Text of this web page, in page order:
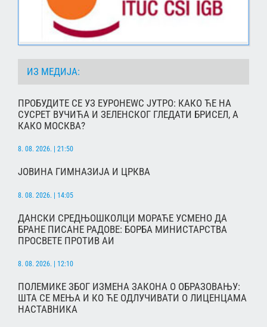
ИЗ МЕДИЈА:
ПРОБУДИТЕ СЕ УЗ ЕУРОНЕWС ЈУТРО: КАКО ЋЕ НА
СУСРЕТ ВУЧИЋА И ЗЕЛЕНСКОГ ГЛЕДАТИ БРИСЕЛ, А
КАКО МОСКВА?
8. 08. 2026. | 21:50
ЈОВИНА ГИМНАЗИЈА И ЦРКВА
8. 08. 2026. | 14:05
ДАНСКИ СРЕДЊОШКОЛЦИ МОРАЋЕ УСМЕНО ДА
БРАНЕ ПИСАНЕ РАДОВЕ: БОРБА МИНИСТАРСТВА
ПРОСВЕТЕ ПРОТИВ АИ
8. 08. 2026. | 12:10
ПОЛЕМИКЕ ЗБОГ ИЗМЕНА ЗАКОНА О ОБРАЗОВАЊУ:
ШТА СЕ МЕЊА И КО ЋЕ ОДЛУЧИВАТИ О ЛИЦЕНЦАМА
НАСТАВНИКА